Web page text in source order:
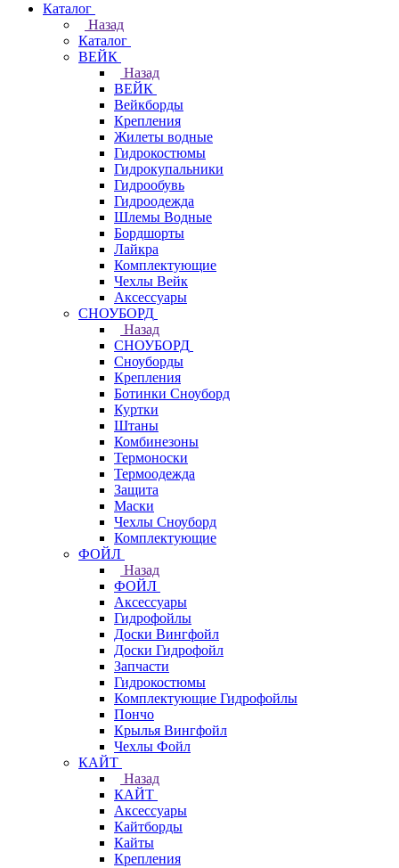
Каталог
Назад
Каталог
ВЕЙК
Назад
ВЕЙК
Вейкборды
Крепления
Жилеты водные
Гидрокостюмы
Гидрокупальники
Гидрообувь
Гидроодежда
Шлемы Водные
Бордшорты
Лайкра
Комплектующие
Чехлы Вейк
Аксессуары
СНОУБОРД
Назад
СНОУБОРД
Сноуборды
Крепления
Ботинки Сноуборд
Куртки
Штаны
Комбинезоны
Термоноски
Термоодежда
Защита
Маски
Чехлы Сноуборд
Комплектующие
ФОЙЛ
Назад
ФОЙЛ
Аксессуары
Гидрофойлы
Доски Вингфойл
Доски Гидрофойл
Запчасти
Гидрокостюмы
Комплектующие Гидрофойлы
Пончо
Крылья Вингфойл
Чехлы Фойл
КАЙТ
Назад
КАЙТ
Аксессуары
Кайтборды
Кайты
Крепления